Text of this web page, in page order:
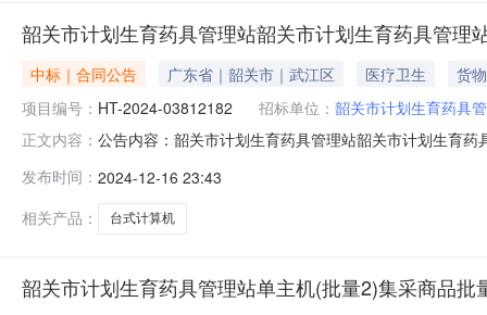
韶关市计划生育药具管理站韶关市计划生育药具管
中标｜合同公告 广东省｜韶关市｜武江区 医疗卫生
货物
项目编号： HT-2024-03812182 招标单位： 韶关市计划生育药具
正文内容： 公告内容：韶关市计划生育药具管理站韶关市计划生育
育药具管理站地址：广东省韶关市武江区惠民南路150
发布时间： 2024-12-16 23:43
相关产品：
台式计算机
韶关市计划生育药具管理站单主机(批量2)集采商品批